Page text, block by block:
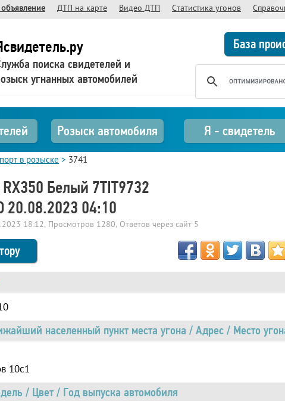
ДТП на карте Видео ДТП Статистика угонов
поиска свидетелей и
угнанных автомобилей
База
Розыск автомобиля Я - свидетель
в розыске > 3741
Белый 7TIT9732
20.08.2023 04:10
18:12, Просмотров 1280, Ответов через сайт 5
населенный пункт места угона / Адрес / Место
10с1
/ Цвет / Год выпуска автомобиля